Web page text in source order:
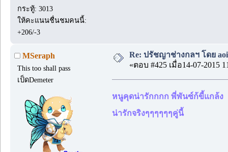
กระทู้: 3013
ให้คะแนนชื่นชมคนนี้:
+206/-3
MSeraph
This too shall pass
เป็ดDemeter
Re: ปรัชญาช่างกลฯ โดย
«ตอบ #425 เมื่อ14-07-2015
หนูคุดน่ารักกกก พี่พันซ์ก้ขี้แกล้ง
น่ารักจริงๆๆๆๆๆๆคู่นี้